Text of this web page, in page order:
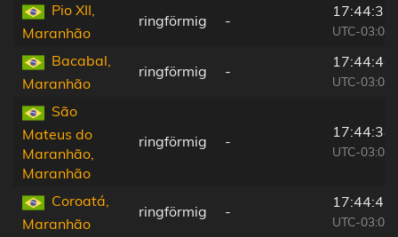
Pio XII,
Maranhão
ringförmig -
17:44:31
UTC-03:00
Bacabal,
Maranhão
ringförmig -
17:44:46
UTC-03:00
São
Mateus do
Maranhão,
Maranhão
ringförmig -
17:44:38
UTC-03:00
Coroatá,
Maranhão
ringförmig -
17:44:41
UTC-03:00